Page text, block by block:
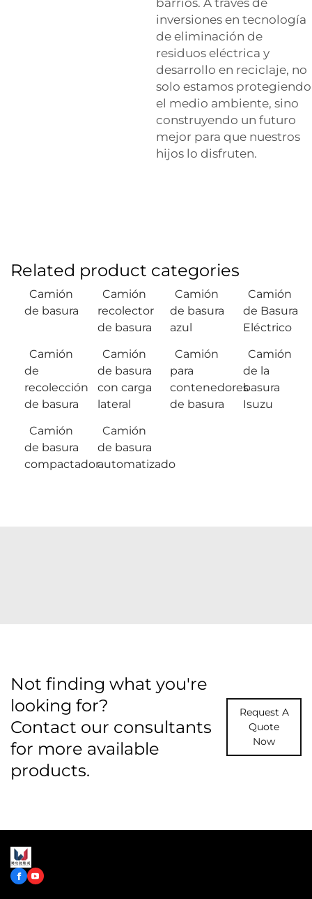
barrios. A través de
inversiones en tecnología
de eliminación de
residuos eléctrica y
desarrollo en reciclaje, no
solo estamos protegiendo
el medio ambiente, sino
construyendo un futuro
mejor para que nuestros
hijos lo disfruten.
Related product categories
Camión
de basura
Camión
recolector
de basura
Camión
de basura
azul
Camión
de Basura
Eléctrico
Camión
de
recolección
de basura
Camión
de basura
con carga
lateral
Camión
para
contenedores
de basura
Camión
de la
basura
Isuzu
Camión
de basura
compactador
Camión
de basura
automatizado
Not finding what you're
looking for?
Contact our consultants
for more available
products.
Request A
Quote
Now